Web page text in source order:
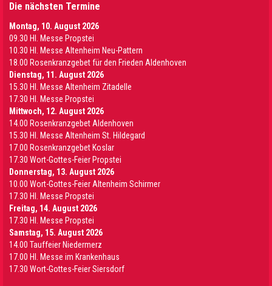
Die nächsten Termine
Montag, 10. August 2026
09.30 Hl. Messe Propstei
10.30 Hl. Messe Altenheim Neu-Pattern
18.00 Rosenkranzgebet für den Frieden Aldenhoven
Dienstag, 11. August 2026
15.30 Hl. Messe Altenheim Zitadelle
17.30 Hl. Messe Propstei
Mittwoch, 12. August 2026
14.00 Rosenkranzgebet Aldenhoven
15.30 Hl. Messe Altenheim St. Hildegard
17.00 Rosenkranzgebet Koslar
17.30 Wort-Gottes-Feier Propstei
Donnerstag, 13. August 2026
10.00 Wort-Gottes-Feier Altenheim Schirmer
17.30 Hl. Messe Propstei
Freitag, 14. August 2026
17.30 Hl. Messe Propstei
Samstag, 15. August 2026
14.00 Tauffeier Niedermerz
17.00 Hl. Messe im Krankenhaus
17.30 Wort-Gottes-Feier Siersdorf